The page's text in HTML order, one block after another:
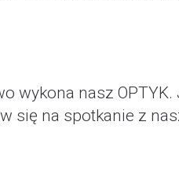
wykona nasz
się na spotkanie z